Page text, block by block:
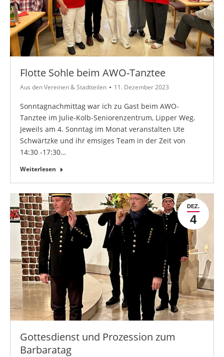
Flotte Sohle beim AWO-Tanztee
Aus den Vereinen & Stadtteilen 11. Dezember 2023
Sonntagnachmittag war ich zu Gast beim AWO-
Tanztee im Julie-Kolb-Seniorenzentrum, Lipper Weg.
Jeweils am 4. Sonntag im Monat veranstalten Ute
Schwärtzke und ihr emsiges Team in der Zeit von
14:30 -17:30…
Weiterlesen
DEZ.
4
Gottesdienst und Prozession zum
Barbaratag